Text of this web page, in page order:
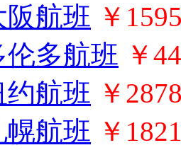
阪航班 ￥
多航班 ￥
航班 ￥
幌航班 ￥